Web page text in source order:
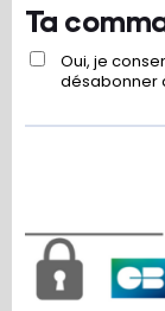
Ta
Oui, je
désabonner